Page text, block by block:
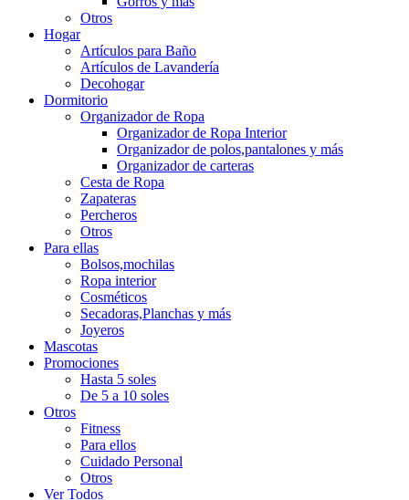
Otros
Hogar
Artículos para Baño
Artículos de Lavandería
Decohogar
Dormitorio
Organizador de Ropa
Organizador de Ropa Interior
Organizador de polos,pantalones y más
Organizador de carteras
Cesta de Ropa
Zapateras
Percheros
Otros
Para ellas
Bolsos,mochilas
Ropa interior
Cosméticos
Secadoras,Planchas y más
Joyeros
Mascotas
Promociones
Hasta 5 soles
De 5 a 10 soles
Otros
Fitness
Para ellos
Cuidado Personal
Otros
Ver Todos